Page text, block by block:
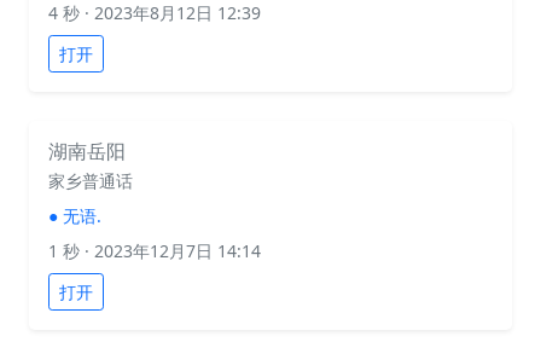
4 秒 · 2023年8月12日 12:39
打开
湖南岳阳
家乡普通话
● 无语.
1 秒 · 2023年12月7日 14:14
打开